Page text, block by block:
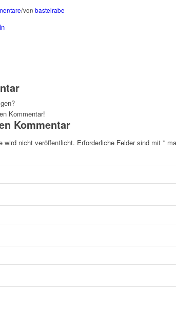
/von bastelrabe
Kommentar!
Kommentar
wird nicht veröffentlicht. Erforderliche Felder sind mit *